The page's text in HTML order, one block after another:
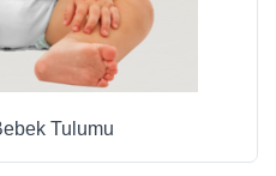
Tulumu